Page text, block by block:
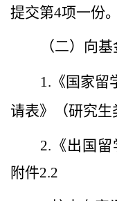
提交第4项一份。
（二）向
1. 《国家
请表》（研究生
2. 《出国
附件2.2